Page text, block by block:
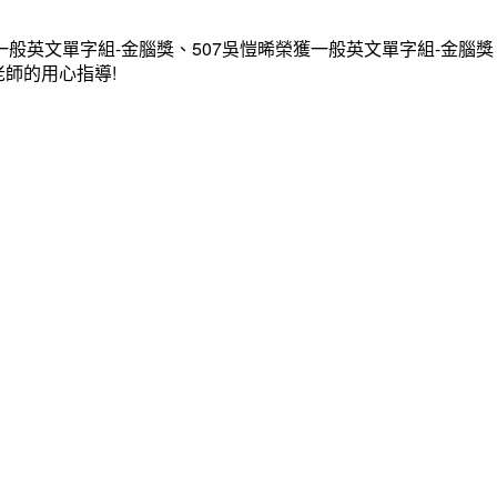
英文單字組-金腦獎、507吳愷晞榮獲一般英文單字組-金腦
的用心指導!